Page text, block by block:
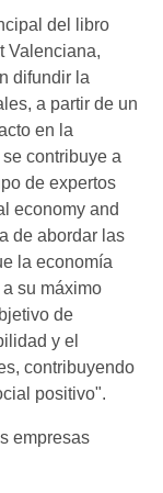
del libro
Valenciana,
difundir la
a partir de un
en la
contribuye a
de expertos
economy and
de abordar las
la economía
su máximo
de
y el
contribuyendo
positivo".
empresas